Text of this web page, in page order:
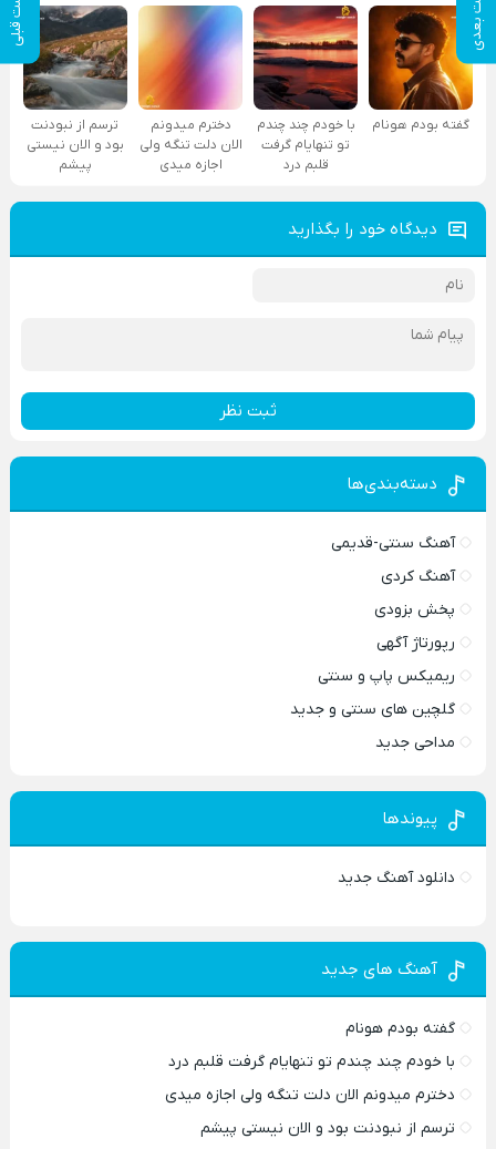
پست بعدی پست قبلی
گفته بودم هونام
با خودم چند چندم
تو تنهایام گرفت
قلبم درد
دخترم میدونم
الان دلت تنگه ولی
اجازه میدی
ترسم از نبودنت
بود و الان نیستی
پیشم
دیدگاه خود را بگذارید
ثبت نظر
دسته‌بندی‌ها
آهنگ سنتی-قدیمی
آهنگ کردی
پخش بزودی
رپورتاژ آگهی
ریمیکس پاپ و سنتی
گلچین های سنتی و جدید
مداحی جدید
پیوندها
دانلود آهنگ جدید
آهنگ های جدید
گفته بودم هونام
با خودم چند چندم تو تنهایام گرفت قلبم درد
دخترم میدونم الان دلت تنگه ولی اجازه میدی
ترسم از نبودنت بود و الان نیستی پیشم